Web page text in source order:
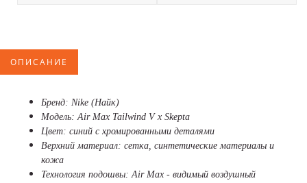
ОПИСАНИЕ
Бренд: Nike (Найк)
Модель: Air Max Tailwind V x Skepta
Цвет: синий с хромированными деталями
Верхний материал: сетка, синтетические материалы и
кожа
Технология подошвы: Air Max - видимый воздушный